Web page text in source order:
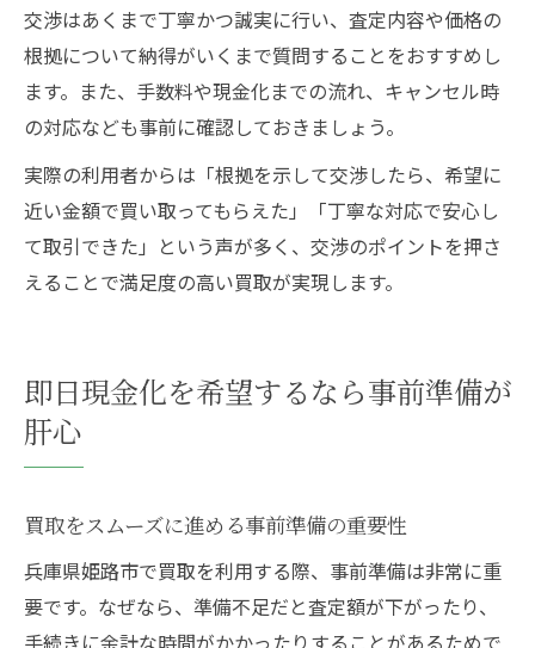
交渉はあくまで丁寧かつ誠実に行い、査定内容や価格の
根拠について納得がいくまで質問することをおすすめし
ます。また、手数料や現金化までの流れ、キャンセル時
の対応なども事前に確認しておきましょう。
実際の利用者からは「根拠を示して交渉したら、希望に
近い金額で買い取ってもらえた」「丁寧な対応で安心し
て取引できた」という声が多く、交渉のポイントを押さ
えることで満足度の高い買取が実現します。
即日現金化を希望するなら事前準備が
肝心
買取をスムーズに進める事前準備の重要性
兵庫県姫路市で買取を利用する際、事前準備は非常に重
要です。なぜなら、準備不足だと査定額が下がったり、